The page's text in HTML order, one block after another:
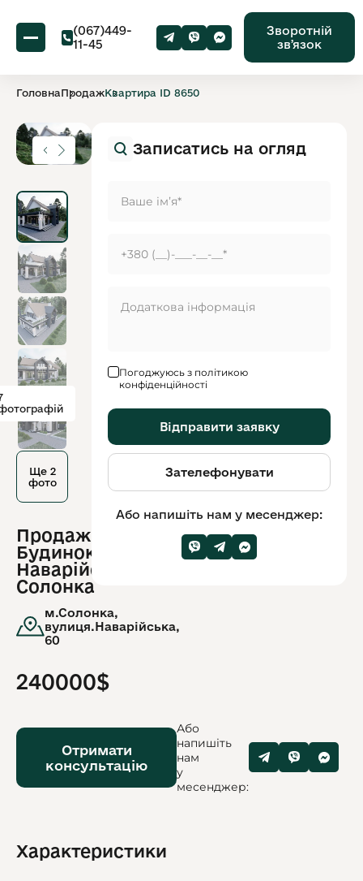
(067)449-
11-45
Зворотній
звʼязок
ГоловнаПродажКвартира ID 8650
Ще 2
фото
Продаж /
Будинок / вул.
Наварійська,
Солонка
м.Солонка,
вулиця.Наварійська,
60
ID
обʼєкту:
240000$
Отримати
консультацію
Або
напишіть
нам
у
месенджер:
Характеристики
Записатись на огляд
Погоджуюсь з політикою
конфіденційності
Відправити заявку
Зателефонувати
Або напишіть нам у месенджер: